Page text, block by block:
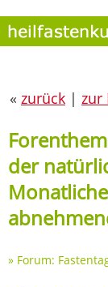
« zurück | zur
der
» Forum: